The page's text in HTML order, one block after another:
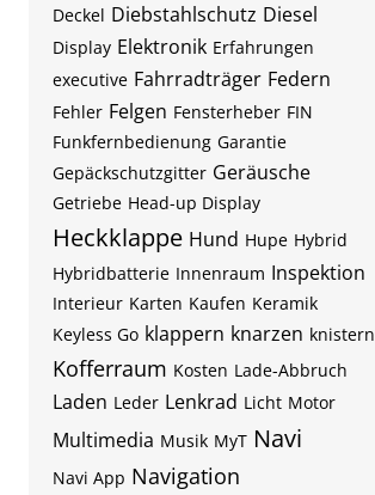
Deckel Diebstahlschutz Diesel
Display Elektronik Erfahrungen
executive Fahrradträger Federn
Fehler Felgen Fensterheber FIN
Funkfernbedienung Garantie
Gepäckschutzgitter Geräusche
Getriebe Head-up Display
Heckklappe Hund Hupe Hybrid
Hybridbatterie Innenraum Inspektion
Interieur Karten Kaufen Keramik
Keyless Go klappern knarzen knistern
Kofferraum Kosten Lade-Abbruch
Laden Leder Lenkrad Licht Motor
Multimedia Musik MyT Navi
Navi App Navigation